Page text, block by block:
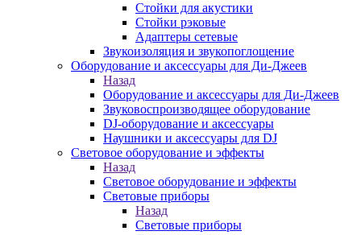
Стойки для акустики
Стойки рэковые
Адаптеры сетевые
Звукоизоляция и звукопоглощение
Оборудование и аксессуары для Ди-Джеев
Назад
Оборудование и аксессуары для Ди-Джеев
Звуковоспроизводящее оборудование
DJ-оборудование и аксессуары
Наушники и аксессуары для DJ
Световое оборудование и эффекты
Назад
Световое оборудование и эффекты
Световые приборы
Назад
Световые приборы